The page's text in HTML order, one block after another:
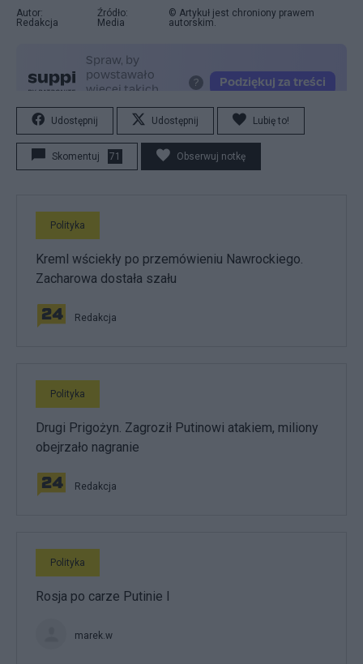
Autor:
Redakcja
Źródło:
Media
© Artykuł jest chroniony prawem
autorskim.
Udostępnij Udostępnij Lubię to!
Skomentuj 71 Obserwuj notkę
Polityka
Kreml wściekły po przemówieniu Nawrockiego.
Zacharowa dostała szału
Redakcja
Polityka
Drugi Prigożyn. Zagroził Putinowi atakiem, miliony
obejrzało nagranie
Redakcja
Polityka
Rosja po carze Putinie I
marek.w